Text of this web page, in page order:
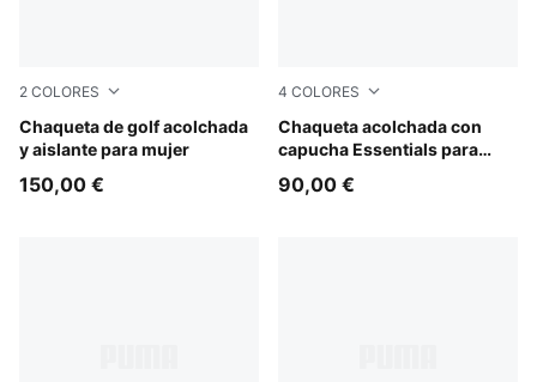
2 COLORES
Chaqueta de golf acolchada
y aislante para mujer
Deep Navy
150,00 €
4 COLORES
Chaqueta acolchada con
capucha Essentials para
Alpine Snow
90,00 €